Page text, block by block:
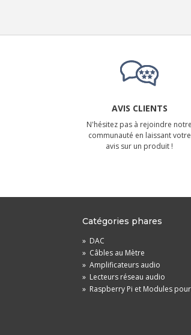
AVIS CLIENTS
N'hésitez pas à rejoindre notre
communauté en laissant votre
avis sur un produit !
Catégories phares
» DAC
» Câbles au Mètre
» Amplificateurs audio
» Lecteurs réseau audio
» Raspberry Pi et Modules pour